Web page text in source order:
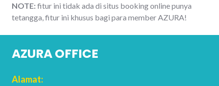
NOTE:fitur ini tidak ada di situs booking online punya
tetangga, fitur ini khusus bagi para member AZURA!
AZURA OFFICE
Alamat: